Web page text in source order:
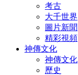
考古
大千世界
圖片新聞
精彩視頻
神傳文化
神傳文化
歷史